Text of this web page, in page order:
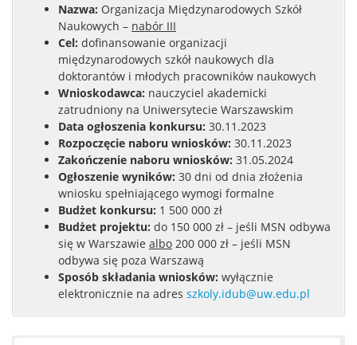
Nazwa: Organizacja Międzynarodowych Szkół
Naukowych – nabór III
Cel: dofinansowanie organizacji
międzynarodowych szkół naukowych dla
doktorantów i młodych pracowników naukowych
Wnioskodawca: nauczyciel akademicki
zatrudniony na Uniwersytecie Warszawskim
Data ogłoszenia konkursu: 30.11.2023
Rozpoczęcie naboru wniosków: 30.11.2023
Zakończenie naboru wniosków: 31.05.2024
Ogłoszenie wyników: 30 dni od dnia złożenia
wniosku spełniającego wymogi formalne
Budżet konkursu: 1 500 000 zł
Budżet projektu: do 150 000 zł – jeśli MSN odbywa
się w Warszawie albo 200 000 zł – jeśli MSN
odbywa się poza Warszawą
Sposób składania wniosków: wyłącznie
elektronicznie na adres szkoly.idub@uw.edu.pl